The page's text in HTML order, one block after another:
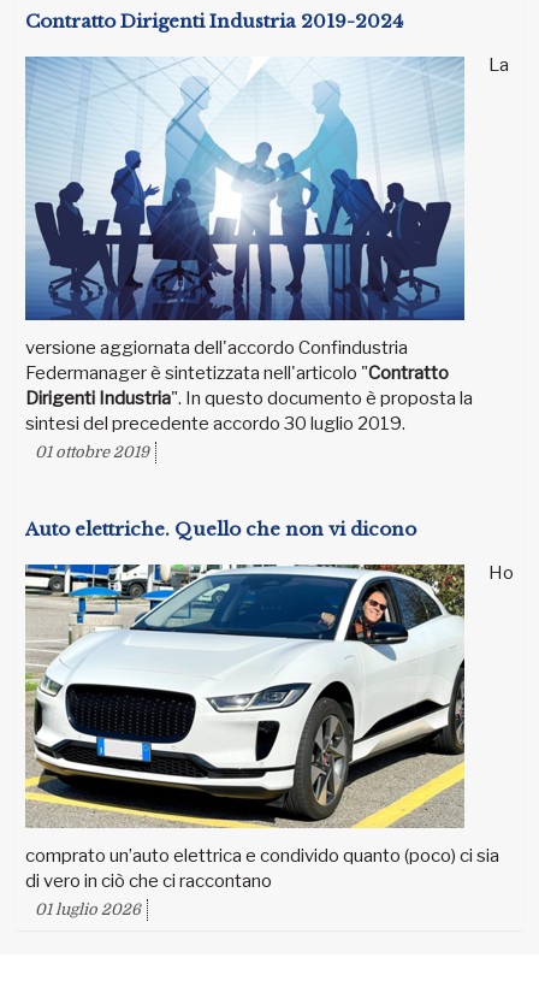
Contratto Dirigenti Industria 2019-2024
La
versione aggiornata dell'accordo Confindustria
Federmanager è sintetizzata nell'articolo "Contratto
Dirigenti Industria". In questo documento è proposta la
sintesi del precedente accordo 30 luglio 2019.
01 ottobre 2019
Auto elettriche. Quello che non vi dicono
Ho
comprato un’auto elettrica e condivido quanto (poco) ci sia
di vero in ciò che ci raccontano
01 luglio 2026